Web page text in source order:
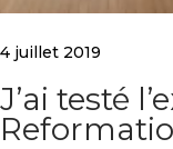
4 juillet 2019
J’ai testé